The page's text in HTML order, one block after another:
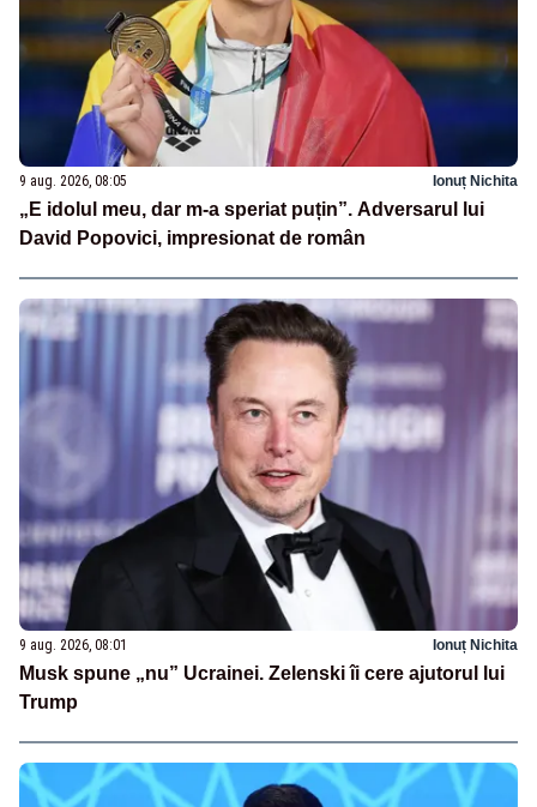
9 aug. 2026, 08:05 Ionuț Nichita
„E idolul meu, dar m-a speriat puțin”. Adversarul lui
David Popovici, impresionat de român
9 aug. 2026, 08:01 Ionuț Nichita
Musk spune „nu” Ucrainei. Zelenski îi cere ajutorul lui
Trump